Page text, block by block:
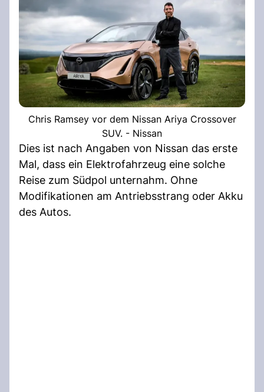
Chris Ramsey vor dem Nissan Ariya Crossover
SUV. - Nissan
Dies ist nach Angaben von Nissan das erste
Mal, dass ein Elektrofahrzeug eine solche
Reise zum Südpol unternahm. Ohne
Modifikationen am Antriebsstrang oder Akku
des Autos.